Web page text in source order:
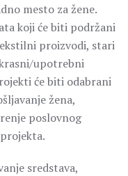
mesto za žene.
koji će biti podržani
proizvodi, stari
upotrebni
će biti odabrani
žena,
poslovnog
sredstava,